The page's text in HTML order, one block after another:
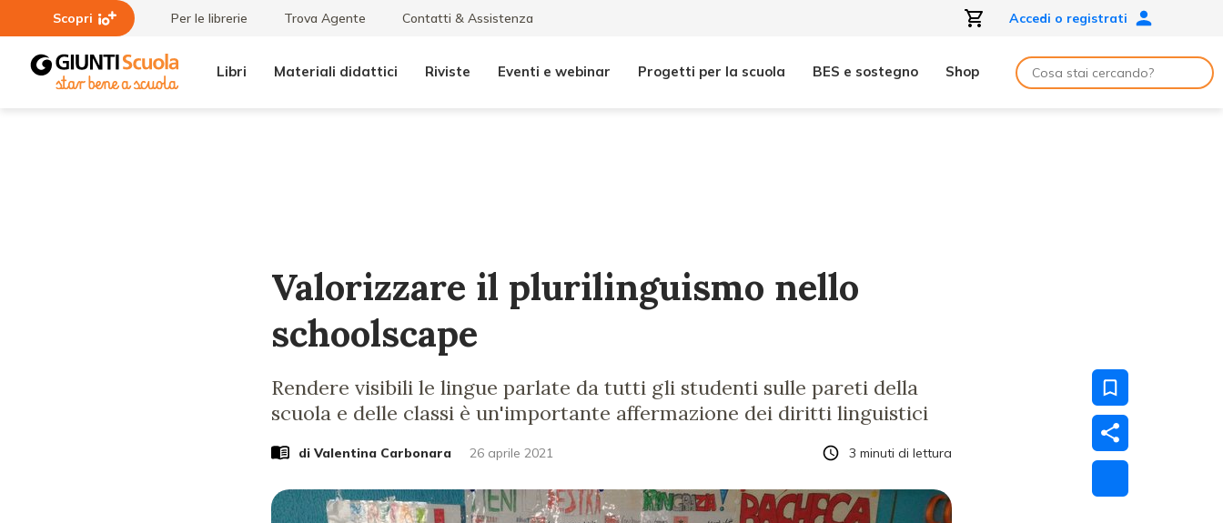
Scopri Per le librerie Trova Agente Contatti & Assistenza Accedi o registrati
Libri Materiali didattici Riviste Eventi e webinar Progetti per la scuola BES e sostegno Shop
Valorizzare il plurilinguismo nello
schoolscape
Rendere visibili le lingue parlate da tutti gli studenti sulle pareti della
scuola e delle classi è un'importante affermazione dei diritti linguistici
di Valentina Carbonara 26 aprile 2021 3 minuti di lettura